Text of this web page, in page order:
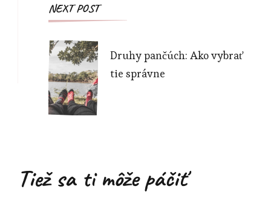
NEXT POST
Druhy pančúch: Ako vybrať
tie správne
Tiež sa ti môže páčiť